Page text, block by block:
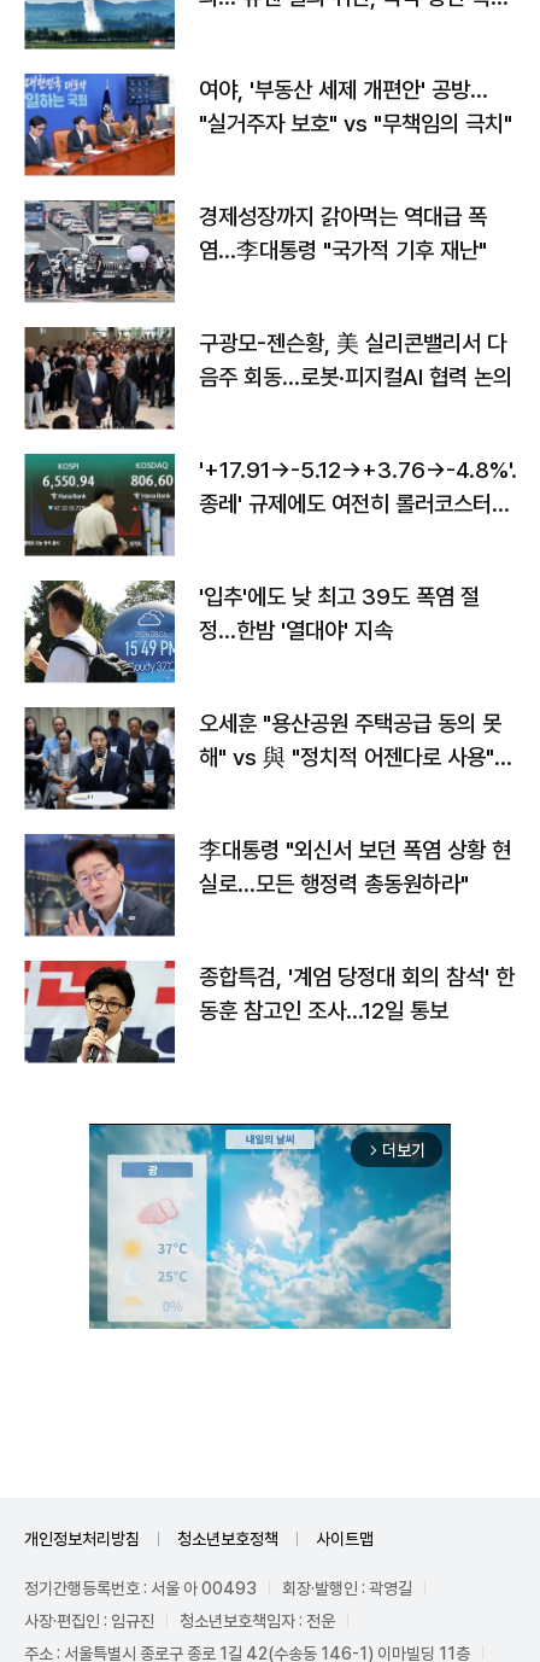
여야, '부동산 세제 개편안' 공방…
"실거주자 보호" vs "무책임의 극치"
경제성장까지 갉아먹는 역대급 폭
염…李대통령 "국가적 기후 재난"
구광모-젠슨황, 美 실리콘밸리서 다
음주 회동…로봇·피지컬AI 협력 논의
'+17.91→-5.12→+3.76→-4.8%'…'
종레' 규제에도 여전히 롤러코스터
'입추'에도 낮 최고 39도 폭염 절
정…한밤 '열대야' 지속
오세훈 "용산공원 주택공급 동의 못
해" vs 與 "정치적 어젠다로 사용"
李대통령 "외신서 보던 폭염 상황 현
실로…모든 행정력 총동원하라"
종합특검, '계엄 당정대 회의 참석' 한
동훈 참고인 조사...12일 통보
arrow_forward_ios 더보기
개인정보처리방침 청소년보호정책 사이트맵
정기간행등록번호 : 서울 아 00493
회장·발행인 : 곽영길
사장·편집인 : 임규진
청소년보호책임자 : 전운
주소 : 서울특별시 종로구 종로 1길 42(수송동 146-1) 이마빌딩 11층